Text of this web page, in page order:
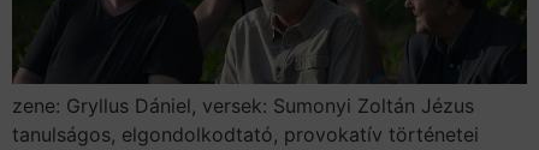
zene: Gryllus Dániel, versek: Sumonyi Zoltán Jézus
tanulságos, elgondolkodtató, provokatív történetei